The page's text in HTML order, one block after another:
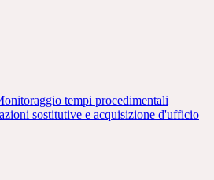
tempi procedimentali
sostitutive e acquisizione d'ufficio